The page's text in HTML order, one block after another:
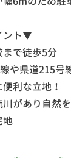
ント▼
まで徒歩5分
や県道215号
利な立地！
川があり自然
地